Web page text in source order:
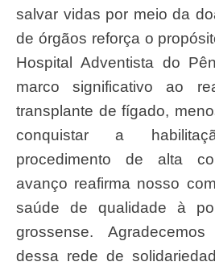
salvar vidas por meio da
de órgãos reforça o
Hospital Adventista do
marco significativo ao
transplante de fígado,
conquistar a
procedimento de alta
avanço reafirma nosso
saúde de qualidade à
grossense.
dessa rede de